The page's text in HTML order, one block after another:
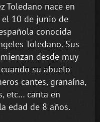
Toledano nace en
el 10 de junio de
conocida
Toledano. Sus
desde muy
su abuelo
cantes, granaína,
etc… canta en
edad de 8 años.